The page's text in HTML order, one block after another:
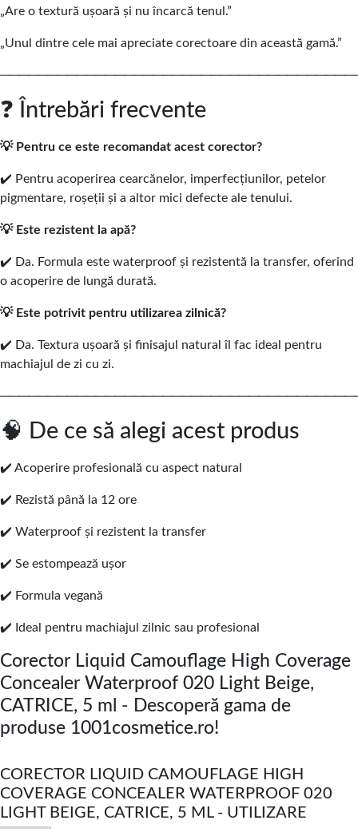
„Are o textură ușoară și nu încarcă tenul.”
„Unul dintre cele mai apreciate corectoare din această gamă.”
❓ Întrebări frecvente
💡 Pentru ce este recomandat acest corector?
✔️ Pentru acoperirea cearcănelor, imperfecțiunilor, petelor
pigmentare, roșeții și a altor mici defecte ale tenului.
💡 Este rezistent la apă?
✔️ Da. Formula este waterproof și rezistentă la transfer, oferind
o acoperire de lungă durată.
💡 Este potrivit pentru utilizarea zilnică?
✔️ Da. Textura ușoară și finisajul natural îl fac ideal pentru
machiajul de zi cu zi.
🧠 De ce să alegi acest produs
✔️ Acoperire profesională cu aspect natural
✔️ Rezistă până la 12 ore
✔️ Waterproof și rezistent la transfer
✔️ Se estompează ușor
✔️ Formula vegană
✔️ Ideal pentru machiajul zilnic sau profesional
Corector Liquid Camouflage High Coverage
Concealer Waterproof 020 Light Beige,
CATRICE, 5 ml - Descoperă gama de
produse 1001cosmetice.ro!
CORECTOR LIQUID CAMOUFLAGE HIGH
COVERAGE CONCEALER WATERPROOF 020
LIGHT BEIGE, CATRICE, 5 ML - UTILIZARE